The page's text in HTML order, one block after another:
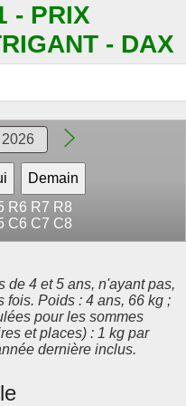
- PRIX
- DAX
R6 R7 R8
C6 C7 C8
de 4 et 5 ans, n'ayant pas,
fois. Poids : 4 ans, 66 kg ;
pour les sommes
et places) : 1 kg par
dernière inclus.